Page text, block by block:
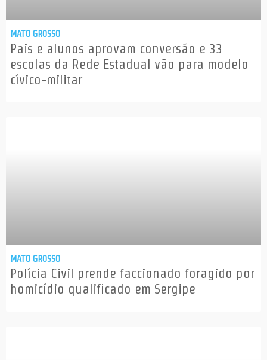
MATO GROSSO
Pais e alunos aprovam conversão e 33
escolas da Rede Estadual vão para modelo
cívico-militar
MATO GROSSO
Polícia Civil prende faccionado foragido por
homicídio qualificado em Sergipe